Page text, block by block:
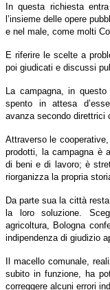
In questa richiesta
l’insieme delle opere
e nel male, come molti
E riferire le scelte a
poi giudicati e discussi
La campagna, in
spento in attesa
avanza secondo direttrici
Attraverso le
prodotti, la campagna è
di beni e di lavoro; è
riorganizza la propria
Da parte sua la città
la loro soluzione.
agricoltura, Bologna
indipendenza di giudizio
Il macello comunale,
subito in funzione, ha
correggere alcuni errori